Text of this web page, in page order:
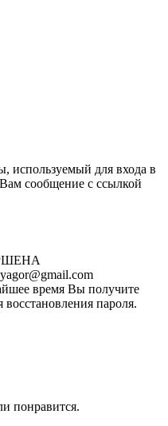
используемый для входа в
сообщение с ссылкой
время Вы получите
пароля.
понравится.